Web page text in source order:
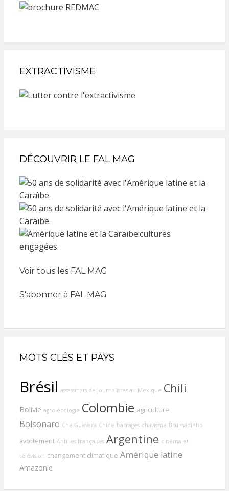
EXTRACTIVISME
DÉCOUVRIR LE FAL MAG
Voir tous les FAL MAG
S'abonner à FAL MAG
MOTS CLÉS ET PAYS
Brésil assassinats de journalistes au Mexique Chili
Bolivie agro-écologie Colombie agriculture
Bolsonaro Che Guevara Chine barrages chavisme Brumadinho
avortement Antilles françaises Argentine cinéma et
télévision changement climatique Amérique latine
Amazonie